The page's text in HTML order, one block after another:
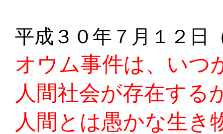
平成３０年７月１２日
オウム事件は、いつ
人間社会が存在する
人間とは愚かな生き